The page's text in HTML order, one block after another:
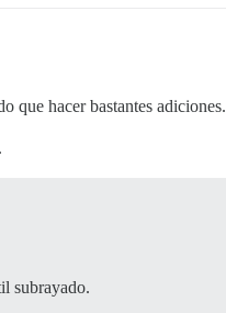
que hacer bastantes adiciones.
subrayado.